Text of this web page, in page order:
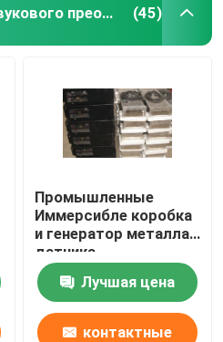
Погружные ультразвукового преобразователя (45)
Промышленные
Иммерсибле коробка
и генератор металла
датчика
ультразвуковой
чисткиЛучшая цена
контактные